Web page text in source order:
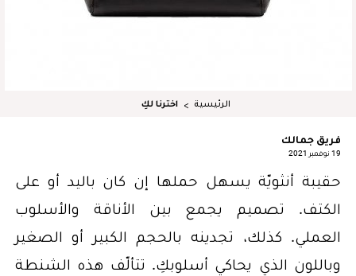
الرئيسية اخترنا لكِ
فريق جمالك
19 نوفمبر 2021
حقيبة أنثويّة يسهل حملها إن كان باليد أو على
الكتف. تصميم يجمع بين الأناقة والأسلوب
العملي. كذلك، تجدينه بالحجم الكبير أو الصغير
وباللون الذي يحاكي أسلوبكِ. تتألّف هذه الشنطة